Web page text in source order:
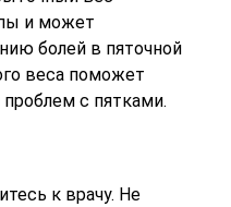
и может
болей в пяточной
веса поможет
с пятками.
к врачу. Не